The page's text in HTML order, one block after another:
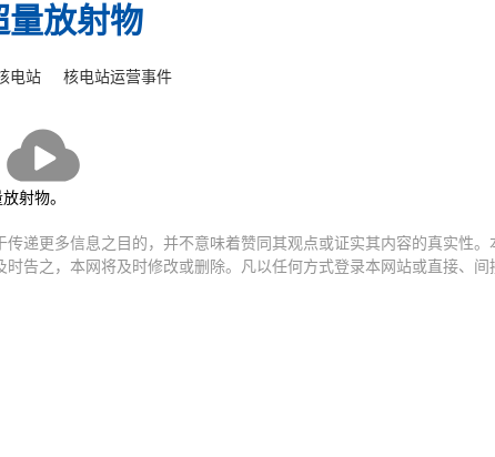
量放射物
电站 核电站运营事件
放
射物。
递更多信息之目的，并不意味着赞同其观点或证实其内容的真实性。
告之，本网将及时修改或删除。凡以任何方式登录本网站或直接、间